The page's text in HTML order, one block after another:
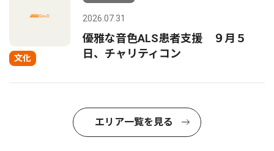
文化
2026.07.31
優雅な音色ALS患者支援 ９月５
日、チャリティコン
エリア一覧を見る